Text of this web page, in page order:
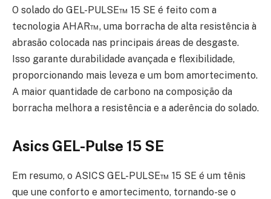
O solado do GEL-PULSE™ 15 SE é feito com a
tecnologia AHAR™, uma borracha de alta resistência à
abrasão colocada nas principais áreas de desgaste.
Isso garante durabilidade avançada e flexibilidade,
proporcionando mais leveza e um bom amortecimento.
A maior quantidade de carbono na composição da
borracha melhora a resistência e a aderência do solado.
Asics GEL-Pulse 15 SE
Em resumo, o ASICS GEL-PULSE™ 15 SE é um tênis
que une conforto e amortecimento, tornando-se o